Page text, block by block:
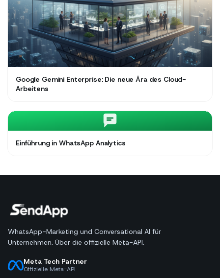
Google Gemini Enterprise: Die neue Ära des Cloud-
Arbeitens
Einführung in WhatsApp Analytics
WhatsApp-Marketing und Conversational AI für
Unternehmen. Über die offizielle Meta-API.
Meta Tech Partner
Offizielle Meta-API